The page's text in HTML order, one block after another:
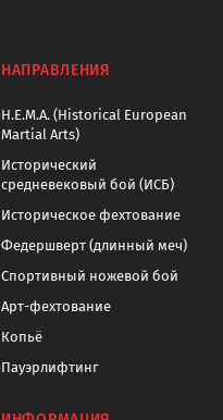
НАПРАВЛЕНИЯ
H.E.M.A. (Historical European
Martial Arts)
Исторический
средневековый бой (ИСБ)
Историческое фехтование
Федершверт (длинный меч)
Спортивный ножевой бой
Арт-фехтование
Копьё
Пауэрлифтинг